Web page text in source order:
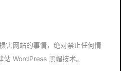
害网站的事情，绝对禁止任何情
站 WordPress 黑帽技术。